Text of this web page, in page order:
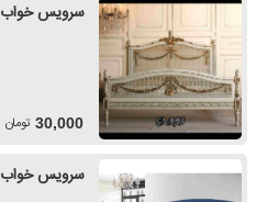
سرویس خواب
30,000 تومان
سرویس خواب